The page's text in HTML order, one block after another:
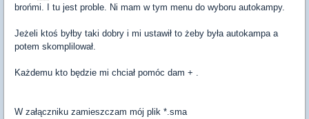
brońmi. I tu jest proble. Ni mam w tym menu do wyboru autokampy.
Jeżeli ktoś byłby taki dobry i mi ustawił to żeby była autokampa a
potem skomplilował.
Każdemu kto będzie mi chciał pomóc dam + .
W załączniku zamieszczam mój plik *.sma